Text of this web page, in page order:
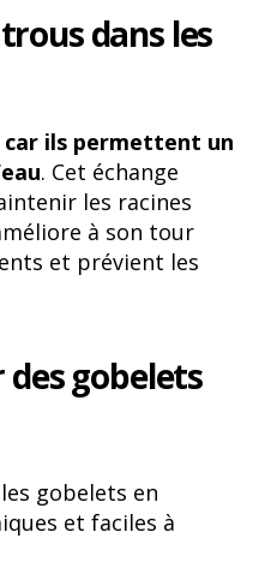
dans les
car ils permettent un
. Cet échange
les racines
à son tour
et prévient les
gobelets
gobelets en
et faciles à